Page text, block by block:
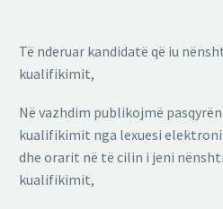
Të nderuar kandidatë që iu
kualifikimit,
Në vazhdim publikojmë
kualifikimit nga lexuesi
dhe orarit në të cilin i jeni
kualifikimit,